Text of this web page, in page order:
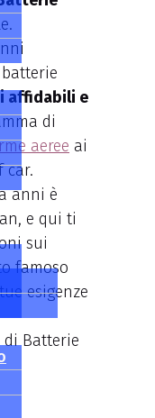
affidabili e
di
aeree ai
car.
anni è
e qui ti
sui
famoso
esigenze
Batterie